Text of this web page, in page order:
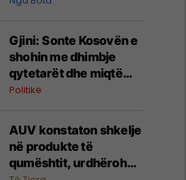
Gjini: Sonte Kosovën e
shohin me dhimbje
qytetarët dhe miqtë
tanë, Kurti po ia qet
Politikë
AUV konstaton shkelje
në produkte të
qumështit, urdhërohet